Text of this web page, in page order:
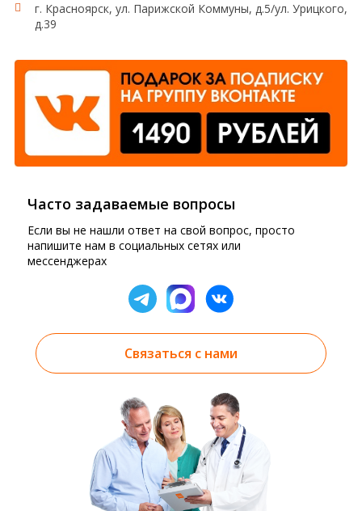
г. Красноярск, ул. Парижской Коммуны, д.5/ул. Урицкого,
д.39
Часто задаваемые вопросы
Если вы не нашли ответ на свой вопрос, просто
напишите нам в социальных сетях или
мессенджерах
Связаться с нами